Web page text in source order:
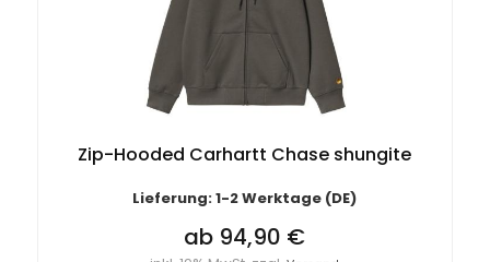
Zip-Hooded Carhartt Chase shungite
Lieferung: 1-2 Werktage (DE)
ab 94,90 €